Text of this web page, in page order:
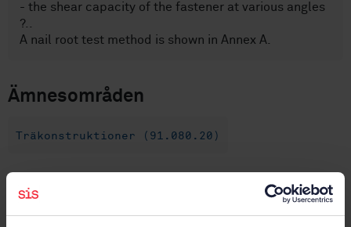
- the shear capacity of the fastener at various angles
?..
A nail root test method is shown in Annex A.
Ämnesområden
Träkonstruktioner (91.080.20)
Köp denna standard